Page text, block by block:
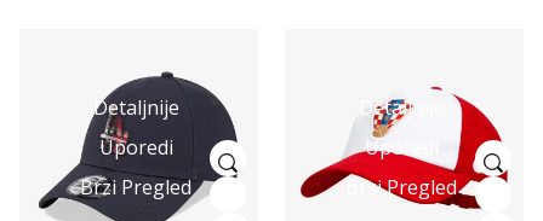
Detaljnije
Uporedi
Brzi Pregled
Detaljnije
Uporedi
Brzi Pregled